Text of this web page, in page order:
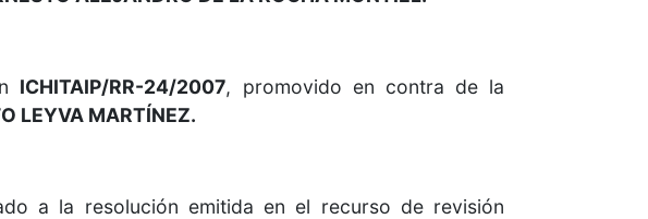
ICHITAIP/RR-24/2007, promovido en contra de la
LEYVA MARTÍNEZ.
a la resolución emitida en el recurso de revisión